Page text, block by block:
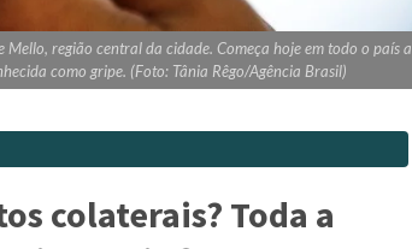
região central da cidade. Começa hoje em todo o país a
como gripe. (Foto: Tânia Rêgo/Agência Brasil)
colaterais? Toda a